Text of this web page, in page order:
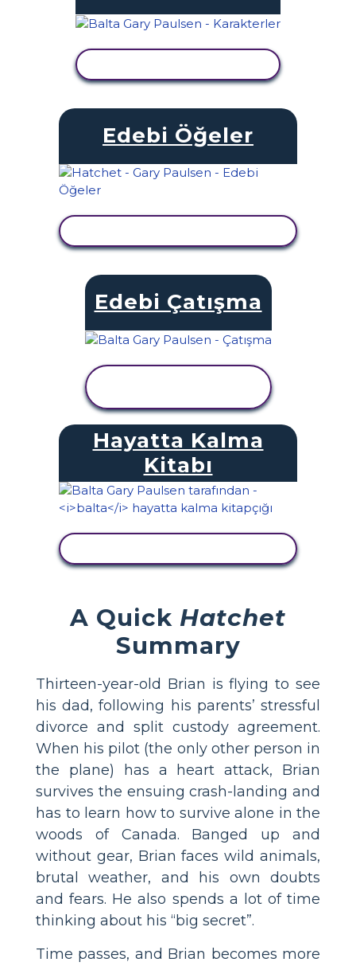
Edebi Öğeler
Edebi Çatışma
Hayatta Kalma
Kitabı
A Quick Hatchet
Summary
Thirteen-year-old Brian is flying to see
his dad, following his parents’ stressful
divorce and split custody agreement.
When his pilot (the only other person in
the plane) has a heart attack, Brian
survives the ensuing crash-landing and
has to learn how to survive alone in the
woods of Canada. Banged up and
without gear, Brian faces wild animals,
brutal weather, and his own doubts
and fears. He also spends a lot of time
thinking about his “big secret”.
Time passes, and Brian becomes more